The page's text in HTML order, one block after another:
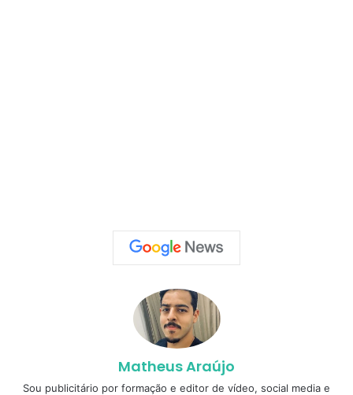
Matheus Araújo
Sou publicitário por formação e editor de vídeo, social media e